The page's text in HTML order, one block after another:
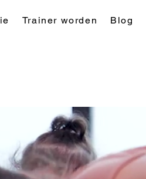
Trainer worden Blog